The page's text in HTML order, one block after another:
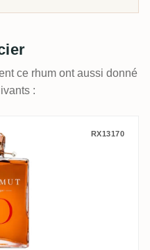
des embouteilleurs
ce rhum ont aussi donné
:
Wagemut XORX13170